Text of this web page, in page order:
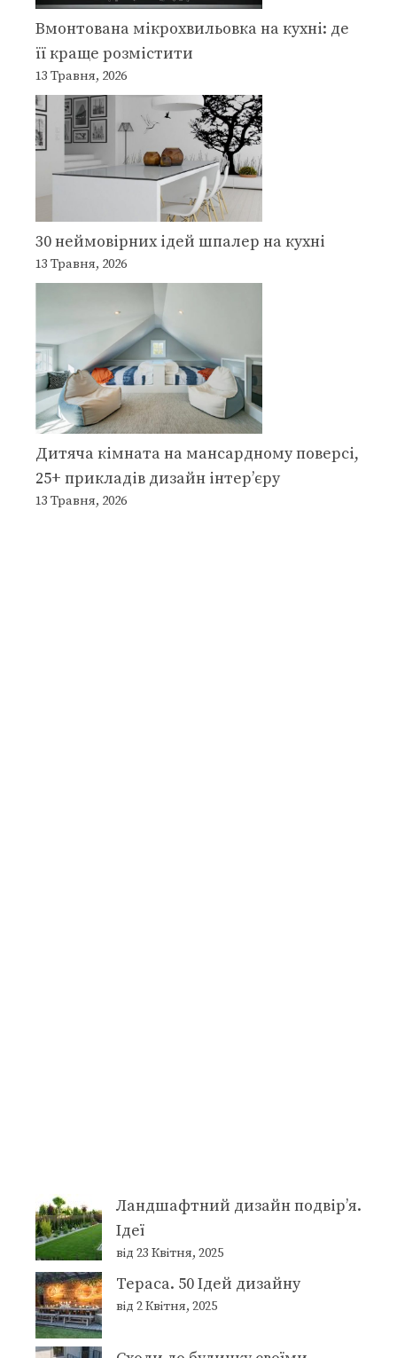
Вмонтована мікрохвильовка на кухні: де
її краще розмістити
13 Травня, 2026
30 неймовірних ідей шпалер на кухні
13 Травня, 2026
Дитяча кімната на мансардному поверсі,
25+ прикладів дизайн інтер’єру
13 Травня, 2026
Ландшафтний дизайн подвір’я.
Ідеї
від 23 Квітня, 2025
Тераса. 50 Ідей дизайну
від 2 Квітня, 2025